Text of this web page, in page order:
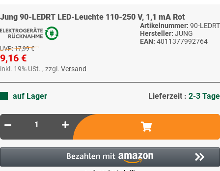
Jung 90-LEDRT LED-Leuchte 110-250 V, 1,1 mA Rot
Artikelnummer: 90-LEDRT
Hersteller: JUNG
EAN: 4011377992764
UVP: 17,99 €
9,16 €
inkl. 19% USt. , zzgl. Versand
auf Lager Lieferzeit : 2-3 Tage